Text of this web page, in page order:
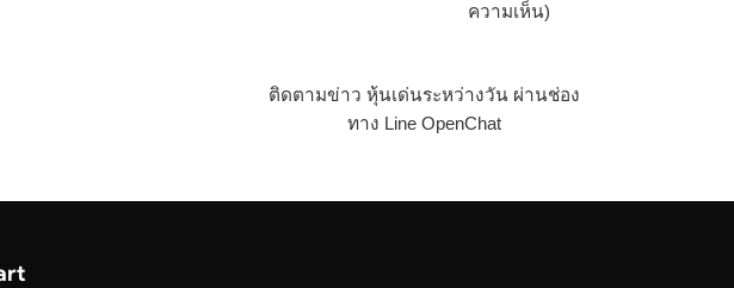
ความเห็น)
ติดตามข่าว หุ้นเด่นระหว่างวัน ผ่านช่อง
ทาง Line OpenChat